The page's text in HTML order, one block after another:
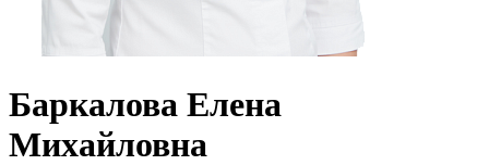
Баркалова Елена
Михайловна